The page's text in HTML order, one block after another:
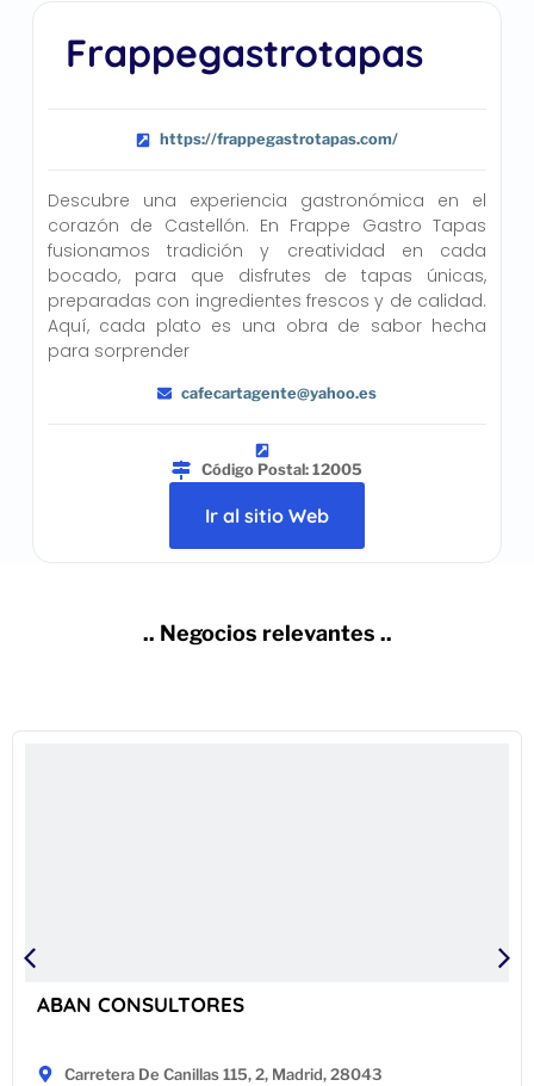
Frappegastrotapas
https://frappegastrotapas.com/
Descubre una experiencia gastronómica en el
corazón de Castellón. En Frappe Gastro Tapas
fusionamos tradición y creatividad en cada
bocado, para que disfrutes de tapas únicas,
preparadas con ingredientes frescos y de calidad.
Aquí, cada plato es una obra de sabor hecha
para sorprender
cafecartagente@yahoo.es
Código Postal: 12005
Ir al sitio Web
.. Negocios relevantes ..
ABAN CONSULTORES
Carretera De Canillas 115, 2, Madrid, 28043